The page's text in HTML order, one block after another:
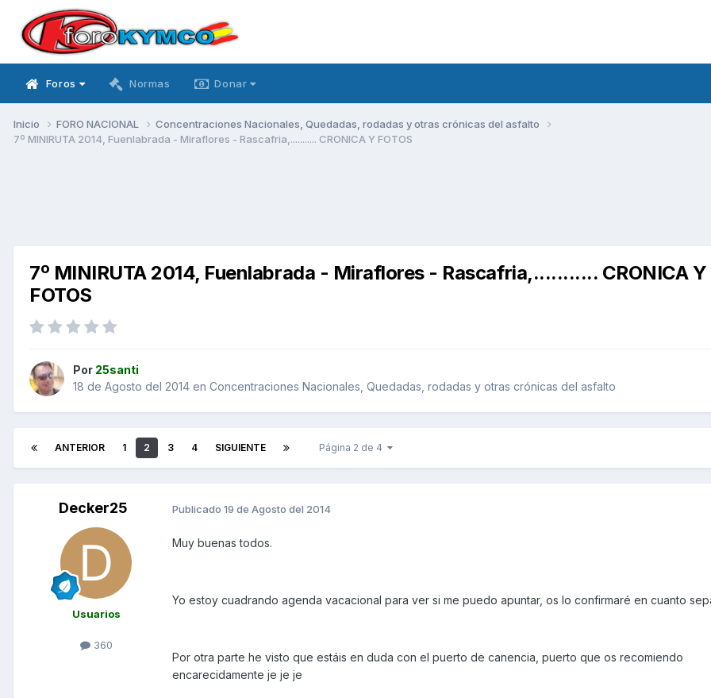
Foros Normas Donar
Inicio FORO NACIONAL
Concentraciones Nacionales, Quedadas, rodadas y otras crónicas del asfalto
7º MINIRUTA 2014, Fuenlabrada - Miraflores - Rascafria,........... CRONICA Y FOTOS
7º MINIRUTA 2014, Fuenlabrada - Miraflores - Rascafria,........... CRONICA Y
FOTOS
Por 25santi
18 de Agosto del 2014 en Concentraciones Nacionales, Quedadas, rodadas y otras crónicas del asfalto
ANTERIOR 1 2 3 4 SIGUIENTE Página 2 de 4
Decker25
Usuarios
360
Publicado 19 de Agosto del 2014
Muy buenas todos.
Yo estoy cuadrando agenda vacacional para ver si me puedo apuntar, os lo confirmaré en cuanto
Por otra parte he visto que estáis en duda con el puerto de canencia, puerto que os recomiendo
encarecidamente je je je